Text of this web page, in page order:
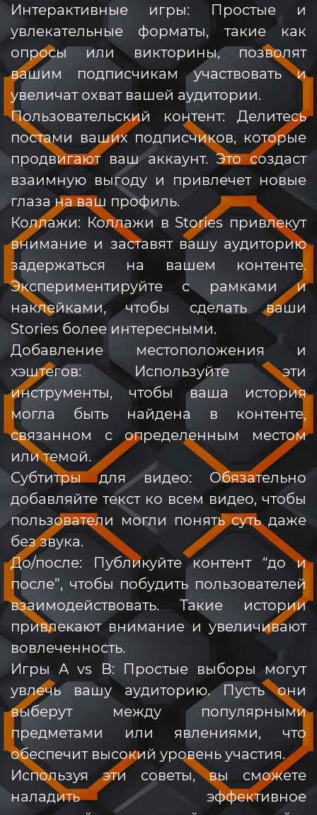
Интерактивные игры: Простые и
увлекательные форматы, такие как
опросы или викторины, позволят
вашим подписчикам участвовать и
увеличат охват вашей аудитории.
Пользовательский контент: Делитесь
постами ваших подписчиков, которые
продвигают ваш аккаунт. Это создаст
взаимную выгоду и привлечет новые
глаза на ваш профиль.
Коллажи: Коллажи в Stories привлекут
внимание и заставят вашу аудиторию
задержаться на вашем контенте.
Экспериментируйте с рамками и
наклейками, чтобы сделать ваши
Stories более интересными.
Добавление местоположения и
хэштегов: Используйте эти
инструменты, чтобы ваша история
могла быть найдена в контенте,
связанном с определенным местом
или темой.
Субтитры для видео: Обязательно
добавляйте текст ко всем видео, чтобы
пользователи могли понять суть даже
без звука.
До/после: Публикуйте контент “до и
после”, чтобы побудить пользователей
взаимодействовать. Такие истории
привлекают внимание и увеличивают
вовлеченность.
Игры A vs B: Простые выборы могут
увлечь вашу аудиторию. Пусть они
выберут между популярными
предметами или явлениями, что
обеспечит высокий уровень участия.
Используя эти советы, вы сможете
наладить эффективное